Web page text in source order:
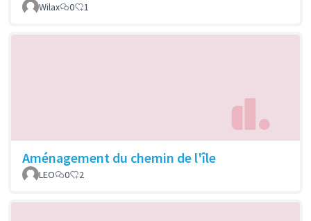
Wilax 0 1
Aménagement du chemin de l'île
LEO 0 2